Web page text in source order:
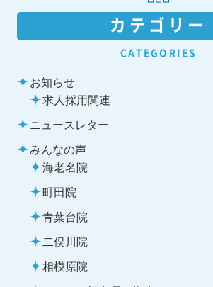
カテゴリー
CATEGORIES
お知らせ
求人採用関連
ニュースレター
みんなの声
海老名院
町田院
青葉台院
二俣川院
相模原院